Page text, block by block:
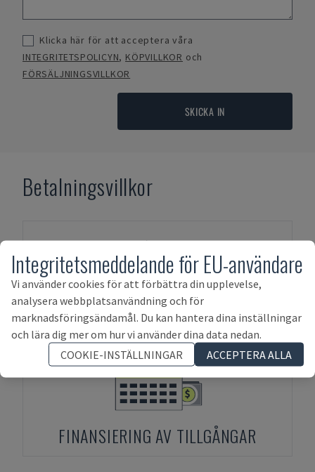
Klicka här för att acceptera våra
INTEGRITETSPOLICYN, KÖPVILLKOR och
FÖRSÄLJNINGSVILLKOR
SKICKA IN
Betalningsvillkor
FÖRSKOTTSBETALNING
FINANSIERING AV TILLGÅNGAR
Integritetsmeddelande för EU-användare
Vi använder cookies för att förbättra din upplevelse,
analysera webbplatsanvändning och för
marknadsföringsändamål. Du kan hantera dina inställningar
och lära dig mer om hur vi använder dina data nedan.
COOKIE-INSTÄLLNINGAR
ACCEPTERA ALLA